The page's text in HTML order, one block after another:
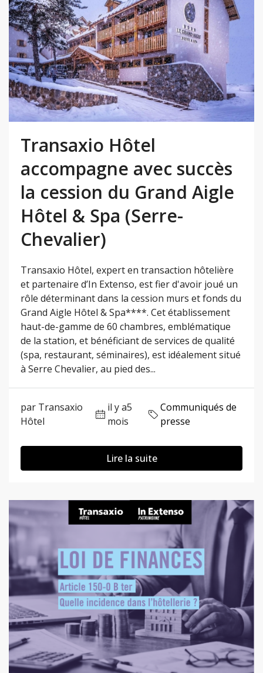
Transaxio Hôtel
accompagne avec succès
la cession du Grand Aigle
Hôtel & Spa (Serre-
Chevalier)
Transaxio Hôtel, expert en transaction hôtelière
et partenaire d’In Extenso, est fier d'avoir joué un
rôle déterminant dans la cession murs et fonds du
Grand Aigle Hôtel & Spa****. Cet établissement
haut-de-gamme de 60 chambres, emblématique
de la station, et bénéficiant de services de qualité
(spa, restaurant, séminaires), est idéalement situé
à Serre Chevalier, au pied des...
par Transaxio
Hôtel
il y a5
mois
Communiqués de
presse
Lire la suite